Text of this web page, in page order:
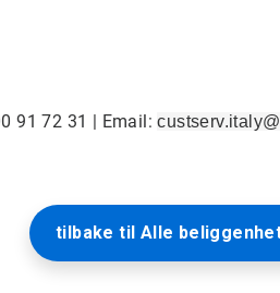
91 72 31 | Email:
tilbake til Alle